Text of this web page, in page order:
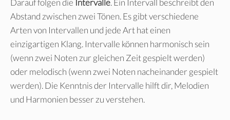
Darauf folgen die Intervalle. Ein Intervall beschreibt den
Abstand zwischen zwei Tönen. Es gibt verschiedene
Arten von Intervallen und jede Art hat einen
einzigartigen Klang. Intervalle können harmonisch sein
(wenn zwei Noten zur gleichen Zeit gespielt werden)
oder melodisch (wenn zwei Noten nacheinander gespielt
werden). Die Kenntnis der Intervalle hilft dir, Melodien
und Harmonien besser zu verstehen.